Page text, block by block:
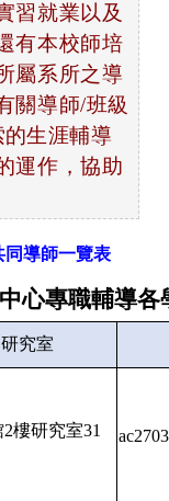
習就業以及
有本校師培
屬系所之導
關導師/班級
的生涯輔導
運作，協助
同導師一覽表
心專職輔導
研究室
樓研究室31